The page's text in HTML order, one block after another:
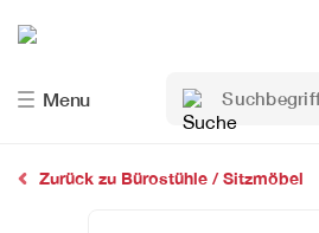
Menu
Suchbegriff
eingeben…
Zurück zu Bürostühle / Sitzmöbel